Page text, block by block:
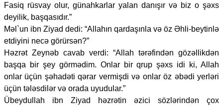
Fasiq rüsvay olur, günahkarlar yalan danışır və biz o şəxs
deyilik, başqasıdır.”
Məl`un ibn Ziyad dedi: “Allahın qardaşınla və öz Əhli-beytinlə
etdiyini necə görürsən?”
Həzrət Zeynəb cavab verdi: “Allah tərəfindən gözəllikdən
başqa bir şey görmədim. Onlar bir qrup şəxs idi ki, Allah
onlar üçün şəhadəti qərar vermişdi və onlar öz əbədi yerləri
üçün tələsdilər və orada uyudular.”
Übeydullah ibn Ziyad həzrətin əzici sözlərindən çox